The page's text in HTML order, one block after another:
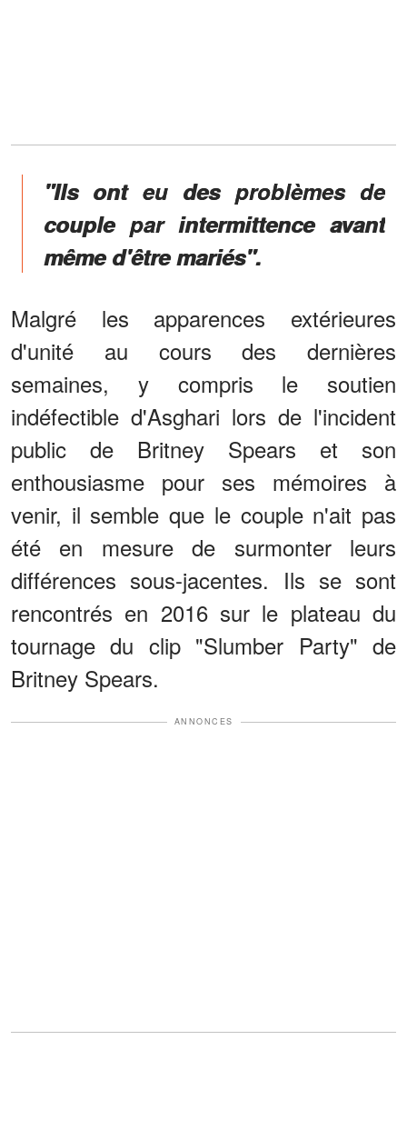
"Ils ont eu des problèmes de
couple par intermittence avant
même d'être mariés".
Malgré les apparences extérieures
d'unité au cours des dernières
semaines, y compris le soutien
indéfectible d'Asghari lors de l'incident
public de Britney Spears et son
enthousiasme pour ses mémoires à
venir, il semble que le couple n'ait pas
été en mesure de surmonter leurs
différences sous-jacentes. Ils se sont
rencontrés en 2016 sur le plateau du
tournage du clip "Slumber Party" de
Britney Spears.
ANNONCES